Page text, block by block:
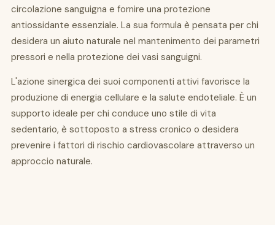
circolazione sanguigna e fornire una protezione
antiossidante essenziale. La sua formula è pensata per chi
desidera un aiuto naturale nel mantenimento dei parametri
pressori e nella protezione dei vasi sanguigni.
L'azione sinergica dei suoi componenti attivi favorisce la
produzione di energia cellulare e la salute endoteliale. È un
supporto ideale per chi conduce uno stile di vita
sedentario, è sottoposto a stress cronico o desidera
prevenire i fattori di rischio cardiovascolare attraverso un
approccio naturale.